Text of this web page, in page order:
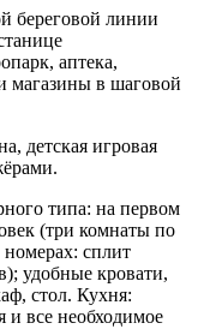
береговой линии
аптека,
магазины в шаговой
детская игровая
типа: на первом
(три комнаты по
сплит
удобные кровати,
стол. Кухня:
и все необходимое